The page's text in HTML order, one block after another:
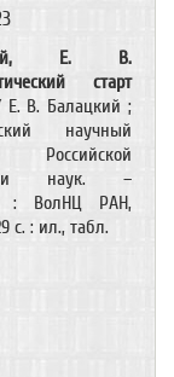
Е. В.
старт
Е. В. Балацкий ;
научный
Российской
наук. –
: ВолНЦ РАН,
с. : ил., табл.